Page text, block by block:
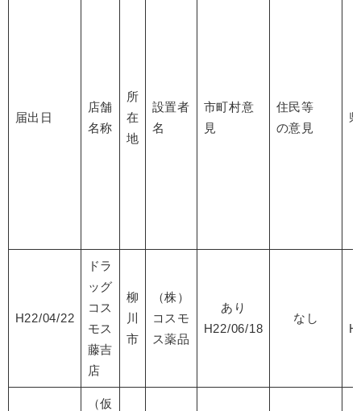
届出日
店舗
名称
所
在
地
設置者
名
市町村意
見
住民等
の意見
H22/04/22
ドラ
ッグ
コス
モス
藤吉
店
柳
川
市
（株）
コスモ
ス薬品
あり
H22/06/18
なし
（仮